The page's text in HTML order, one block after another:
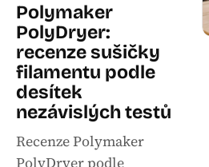
Polymaker
PolyDryer:
recenze sušičky
filamentu podle
desítek
nezávislých testů
Recenze Polymaker
PolyDryer podle